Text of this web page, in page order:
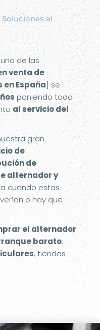
al
de las
venta de
España] se
poniendo toda
al servicio del
gran
de
de
alternador y
cuando estas
o hay que
el alternador
barato;
, tiendas